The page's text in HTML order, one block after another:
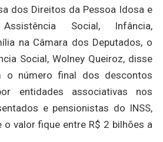
dos Direitos da Pessoa Idosa e
Social, Infância,
na Câmara dos Deputados, o
Social, Wolney Queiroz, disse
o número final dos descontos
entidades associativas nos
e pensionistas do INSS,
valor fique entre R$ 2 bilhões a